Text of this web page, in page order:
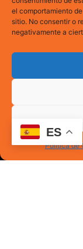
el comportamiento
sitio. No consentir o
negativamente a
Política de
ES